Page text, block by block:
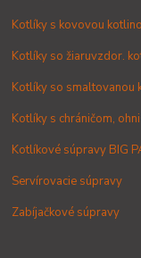
Kotlíky s kovovou
Kotlíky so žiaruvzdor.
Kotlíky so smaltovanou
Kotlíky s chráničom,
Kotlíkové súpravy BIG
Servírovacie súpravy
Zabíjačkové súpravy